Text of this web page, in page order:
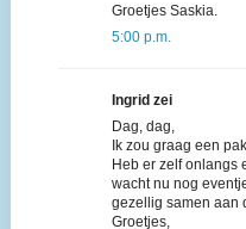
Groetjes Saskia.
5:00 p.m.
Ingrid zei
Dag, dag,
Ik zou graag een
Heb er zelf onlangs
wacht nu nog
gezellig samen aan
Groetjes,